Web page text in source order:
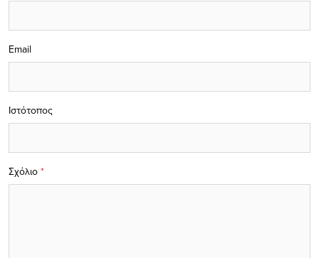
Σχόλιο *
Email
Ιστότοπος